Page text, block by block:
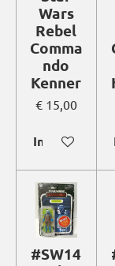
Wars
Rebel
Comma
ndo
Kenner
€ 15,00
In
#SW14